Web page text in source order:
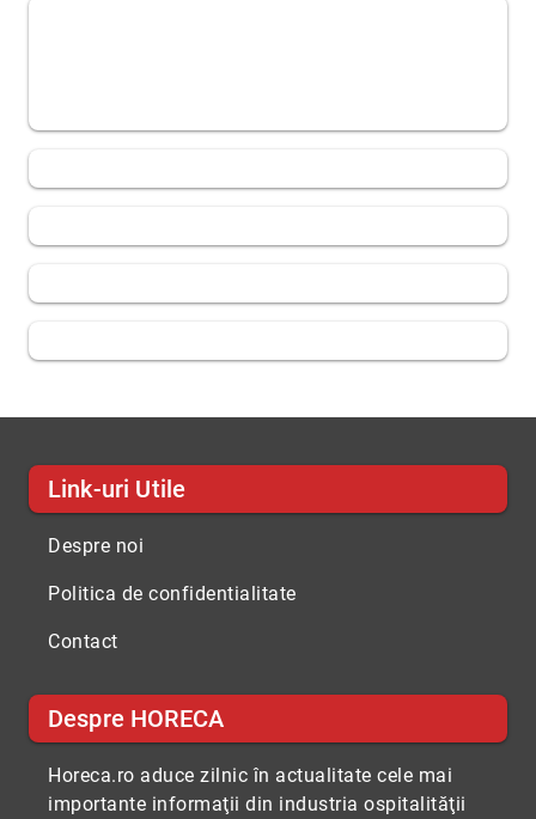
Link-uri Utile
Despre noi
Politica de confidentialitate
Contact
Despre HORECA
Horeca.ro aduce zilnic în actualitate cele mai
importante informaţii din industria ospitalităţii